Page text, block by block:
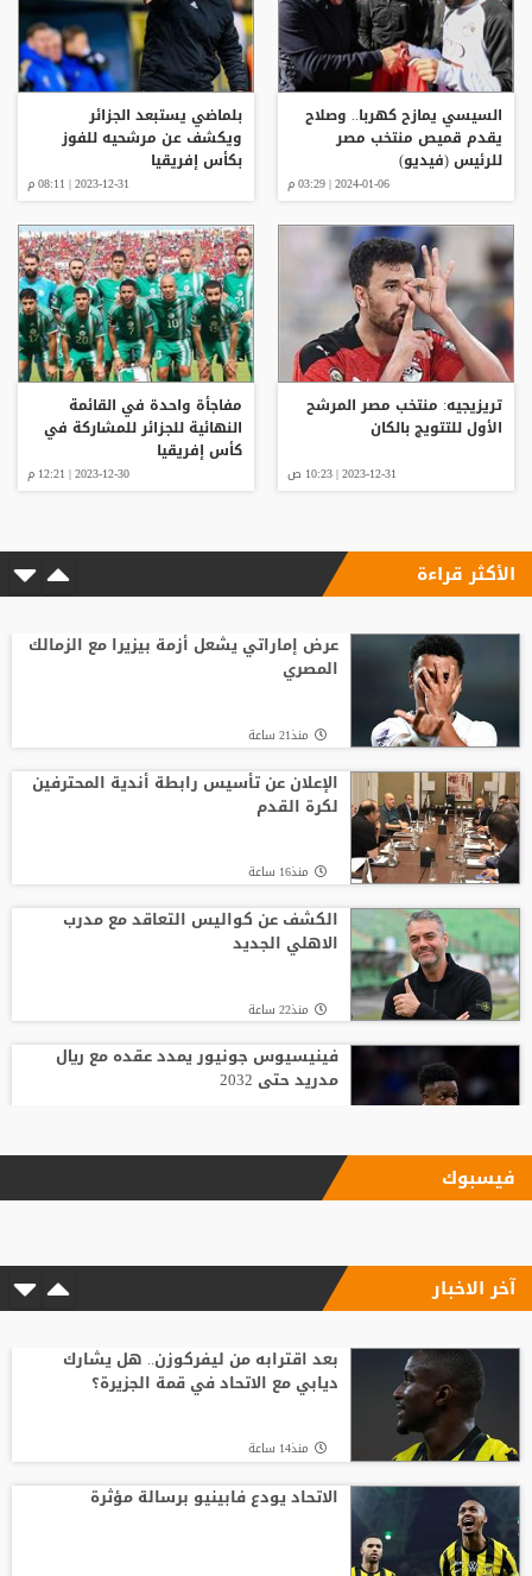
السيسي يمازح كهربا.. وصلاح
يقدم قميص منتخب مصر
للرئيس (فيديو)
2024-01-06 | 03:29 م
بلماضي يستبعد الجزائر
ويكشف عن مرشحيه للفوز
بكأس إفريقيا
2023-12-31 | 08:11 م
تريزيجيه: منتخب مصر المرشح
الأول للتتويج بالكان
2023-12-31 | 10:23 ص
مفاجأة واحدة في القائمة
النهائية للجزائر للمشاركة في
كأس إفريقيا
2023-12-30 | 12:21 م
الأكثر قراءة
عرض إماراتي يشعل أزمة بيزيرا مع الزمالك
المصري
منذ21 ساعة
الإعلان عن تأسيس رابطة أندية المحترفين
لكرة القدم
منذ16 ساعة
الكشف عن كواليس التعاقد مع مدرب
الاهلي الجديد
منذ22 ساعة
فينيسيوس جونيور يمدد عقده مع ريال
مدريد حتى 2032
الاتحاد يودع فابينيو برسالة مؤثرة
رودري يحسم قراره ويختار وجهته المقبلة
قبل أن يلمس الكرة.. بالأرقام طرابزون يحصد
ثمار التعاقد مع محمد صلاح
فيسبوك
آخر الاخبار
بعد اقترابه من ليفركوزن.. هل يشارك
ديابي مع الاتحاد في قمة الجزيرة؟
منذ14 ساعة
الاتحاد يودع فابينيو برسالة مؤثرة